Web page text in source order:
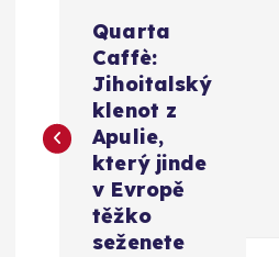
v
Quarta
Caffè:
Jihoitalský
klenot z
Apulie,
který jinde
v Evropě
těžko
seženete